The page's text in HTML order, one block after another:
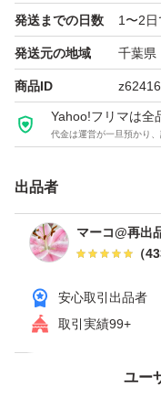
発送までの日数 1〜2
発送元の地域 千葉県
商品ID
Yahoo!フリマは全
代金は運営が一旦預かり
出品者
マーコ@再出
（
安心取引出品者
取引実績99+
ユー
価格の相談